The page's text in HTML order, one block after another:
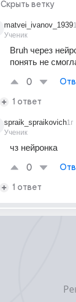
Скрыть ветку
matvei_ivanov_1939
Ученик
Bruh через
понять не
0
1 ответ
spraik_spraikovich
Ученик
1г
чз нейронка
0
1 ответ